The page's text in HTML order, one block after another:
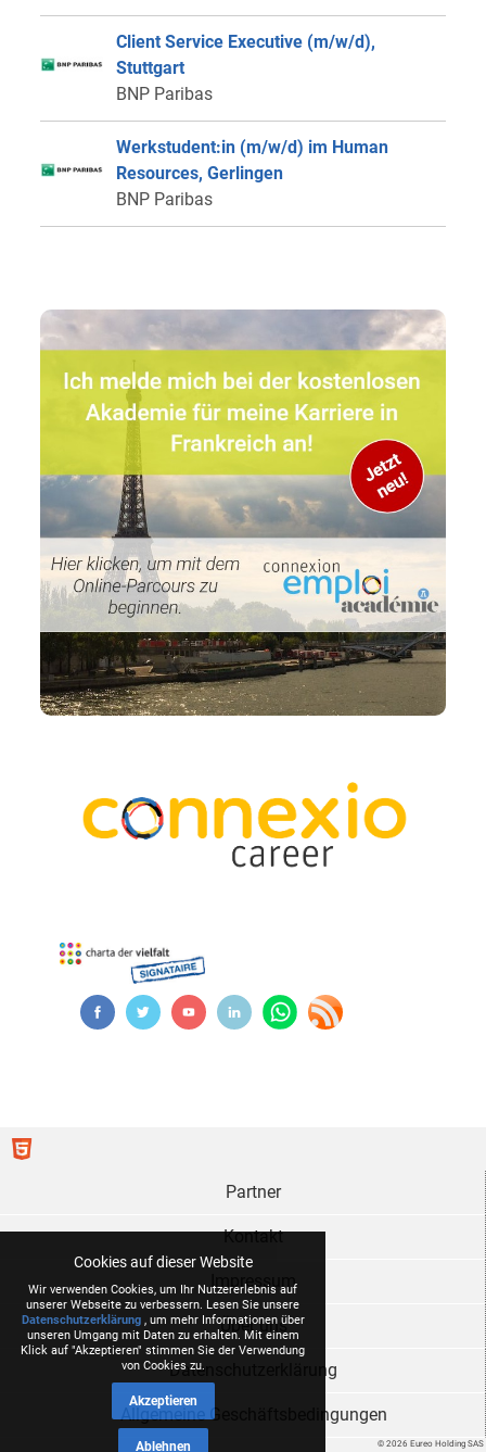
Client Service Executive (m/w/d),
Stuttgart
BNP Paribas
Werkstudent:in (m/w/d) im Human
Resources, Gerlingen
BNP Paribas
Cookies auf dieser Website
Wir verwenden Cookies, um Ihr Nutzererlebnis auf
unserer Webseite zu verbessern. Lesen Sie unsere
Datenschutzerklärung, um mehr Informationen über
unseren Umgang mit Daten zu erhalten. Mit einem
Klick auf "Akzeptieren" stimmen Sie der Verwendung
von Cookies zu.
Akzeptieren
Ablehnen © 2026 Eureo Holding SAS
Partner
Kontakt
Impressum
Über uns
Datenschutzerklärung
Allgemeine Geschäftsbedingungen